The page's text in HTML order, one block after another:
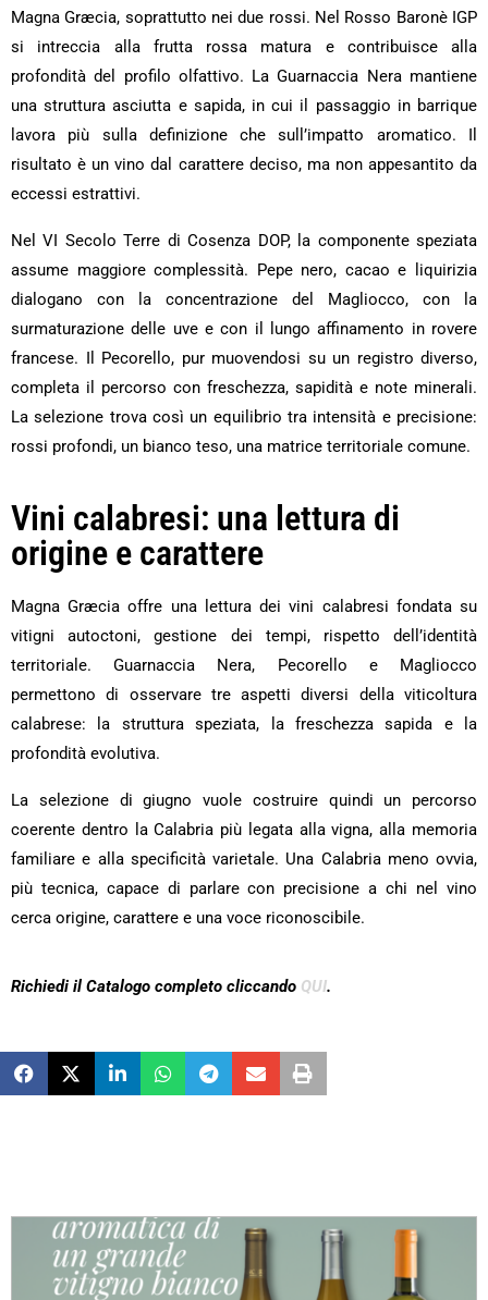
Magna Græcia, soprattutto nei due rossi. Nel Rosso Baronè IGP
si intreccia alla frutta rossa matura e contribuisce alla
profondità del profilo olfattivo. La Guarnaccia Nera mantiene
una struttura asciutta e sapida, in cui il passaggio in barrique
lavora più sulla definizione che sull’impatto aromatico. Il
risultato è un vino dal carattere deciso, ma non appesantito da
eccessi estrattivi.
Nel VI Secolo Terre di Cosenza DOP, la componente speziata
assume maggiore complessità. Pepe nero, cacao e liquirizia
dialogano con la concentrazione del Magliocco, con la
surmaturazione delle uve e con il lungo affinamento in rovere
francese. Il Pecorello, pur muovendosi su un registro diverso,
completa il percorso con freschezza, sapidità e note minerali.
La selezione trova così un equilibrio tra intensità e precisione:
rossi profondi, un bianco teso, una matrice territoriale comune.
Vini calabresi: una lettura di
origine e carattere
Magna Græcia offre una lettura dei vini calabresi fondata su
vitigni autoctoni, gestione dei tempi, rispetto dell’identità
territoriale. Guarnaccia Nera, Pecorello e Magliocco
permettono di osservare tre aspetti diversi della viticoltura
calabrese: la struttura speziata, la freschezza sapida e la
profondità evolutiva.
La selezione di giugno vuole costruire quindi un percorso
coerente dentro la Calabria più legata alla vigna, alla memoria
familiare e alla specificità varietale. Una Calabria meno ovvia,
più tecnica, capace di parlare con precisione a chi nel vino
cerca origine, carattere e una voce riconoscibile.
Richiedi il Catalogo completo cliccando QUI.